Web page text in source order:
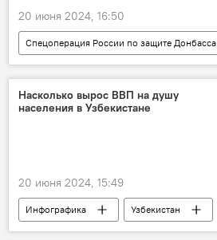
20 июня 2024, 16:50
Спецоперация России по защите Донбасса
Россия
В мире ВСУ
безопасность
Вооруженные силы
Насколько вырос ВВП на душу
населения в Узбекистане
20 июня 2024, 15:49
Инфографика Узбекистан
население